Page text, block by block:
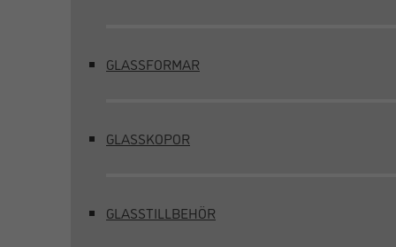
GLASSFORMAR
GLASSKOPOR
GLASSTILLBEHÖR